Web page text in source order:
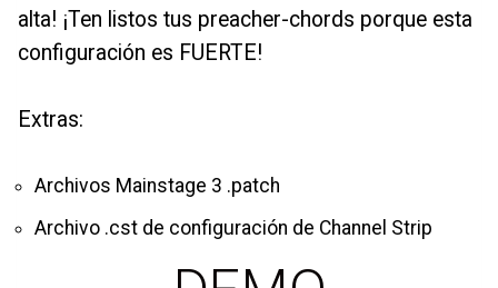
alta! ¡Ten listos tus preacher-chords porque esta
configuración es FUERTE!
Extras:
Archivos Mainstage 3 .patch
Archivo .cst de configuración de Channel Strip